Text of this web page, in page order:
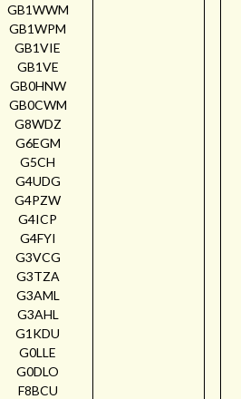
GB1WWM
GB1WPM
GB1VIE
GB1VE
GB0HNW
GB0CWM
G8WDZ
G6EGM
G5CH
G4UDG
G4PZW
G4ICP
G4FYI
G3VCG
G3TZA
G3AML
G3AHL
G1KDU
G0LLE
G0DLO
F8BCU